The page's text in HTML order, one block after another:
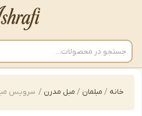
مبلمان/مبل مدرن/ سرویس مبل ابزاری | sofa-A388